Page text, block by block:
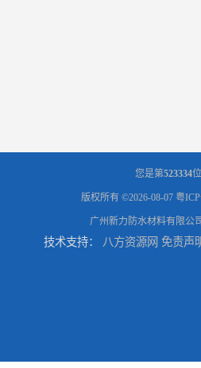
您是第523334
版权所有 ©2026-08-07 粤
广州新力防水材料有限公司
技术支持： 八方资源网 免责声